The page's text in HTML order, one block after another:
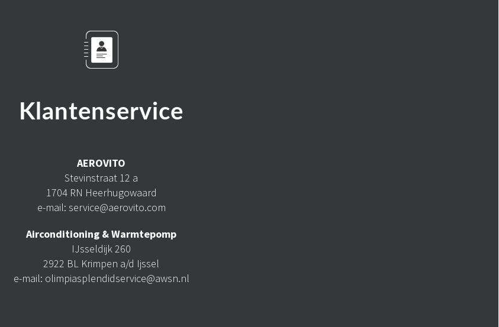
Klantenservice
AEROVITO
Stevinstraat 12 a
1704 RN Heerhugowaard
e-mail: service@aerovito.com
Airconditioning & Warmtepomp
IJsseldijk 260
2922 BL Krimpen a/d Ijssel
e-mail: olimpiasplendidservice@awsn.nl